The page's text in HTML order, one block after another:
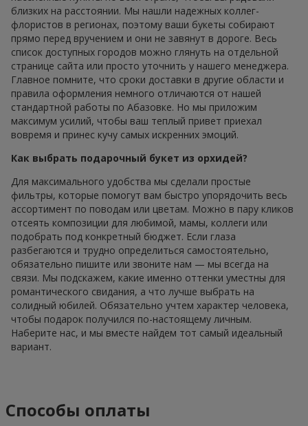
близких на расстоянии. Мы нашли надежных коллег-
флористов в регионах, поэтому ваши букеты собирают
прямо перед вручением и они не завянут в дороге. Весь
список доступных городов можно глянуть на отдельной
странице сайта или просто уточнить у нашего менеджера.
Главное помните, что сроки доставки в другие области и
правила оформления немного отличаются от нашей
стандартной работы по Абазовке. Но мы приложим
максимум усилий, чтобы ваш теплый привет приехал
вовремя и принес кучу самых искренних эмоций.
Как выбрать подарочный букет из орхидей?
Для максимального удобства мы сделали простые
фильтры, которые помогут вам быстро упорядочить весь
ассортимент по поводам или цветам. Можно в пару кликов
отсеять композиции для любимой, мамы, коллеги или
подобрать под конкретный бюджет. Если глаза
разбегаются и трудно определиться самостоятельно,
обязательно пишите или звоните нам — мы всегда на
связи. Мы подскажем, какие именно оттенки уместны для
романтического свидания, а что лучше выбрать на
солидный юбилей. Обязательно учтем характер человека,
чтобы подарок получился по-настоящему личным.
Наберите нас, и мы вместе найдем тот самый идеальный
вариант.
Способы оплаты